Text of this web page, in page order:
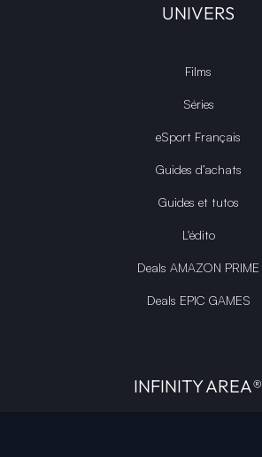
UNIVERS
Films
Séries
eSport Français
Guides d’achats
Guides et tutos
L'édito
Deals AMAZON PRIME
Deals EPIC GAMES
INFINITY AREA®